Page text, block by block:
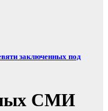
заключенных под